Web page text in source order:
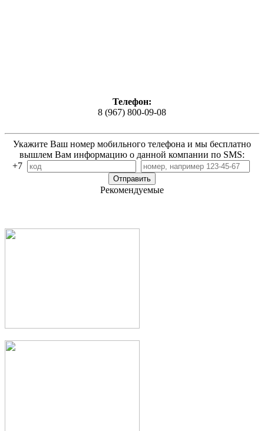
Телефон:
8 (967) 800-09-08
Укажите Ваш номер мобильного телефона и мы бесплатно
вышлем Вам информацию о данной компании по SMS:
+7
Рекомендуемые